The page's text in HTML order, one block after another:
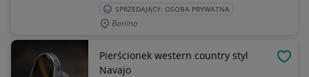
SPRZEDAJĄCY: OSOBA PRYWATNA
Banino
Pierścionek western country styl
Navajo